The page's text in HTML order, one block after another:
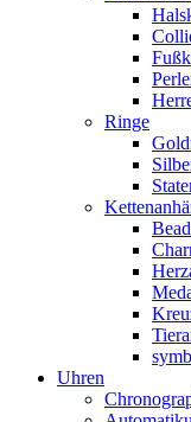
Ringe
Uhren